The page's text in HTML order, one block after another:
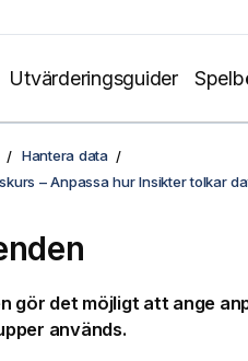
Utvärderingsguider
Hantera data
– Anpassa hur Insikter tolkar
gör det möjligt att ange
används.